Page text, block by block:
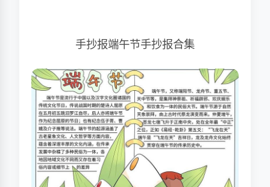
手抄报端午节手抄报合集